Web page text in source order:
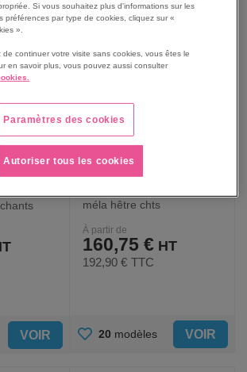
FAVORIS
VOIR
méla hêtre chts
À partir de
160,75 €
192,90 € TTC
AJOUTER
20 modèles VOIR
Si vous souhaitez plus d'informations sur les
préférences par type de cookies, cliquez sur «
».
de continuer votre visite sans cookies, vous êtes le
en savoir plus, vous pouvez aussi consulter
Paramètres des cookies
Autoriser tous les cookies